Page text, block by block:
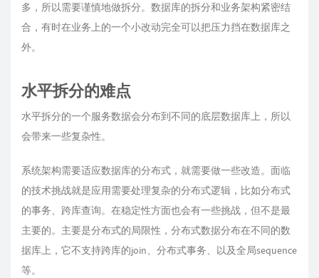
多，所以需要谨慎地做拆分。数据库的拆分和业务架构紧密结
合，有时在业务上的一个小改动完全可以把压力挡在数据库之
外。
水平拆分的难点
水平拆分的一个服务数据会分布到不同的底层数据库上，所以
会带来一些复杂性。
系统架构需要适应数据库的分布式，就需要做一些改造。面临
的技术挑战就是应用需要处理复杂的分布式逻辑，比如分布式
的事务、跨库查询。在稳定性方面也会有一些挑战，但不是最
主要的。主要是分布式的局限性，分布式数据分布在不同的数
据库上，它不支持跨库的join、分布式事务、以及全局sequence
等。